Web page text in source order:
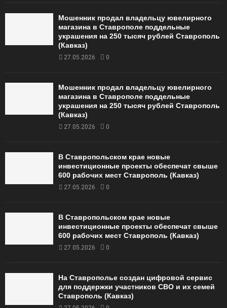
Мошенник продал владельцу ювелирного
магазина в Ставрополе поддельные
украшения на 250 тысяч рублей Ставрополь
(Кавказ)
27.05.2026 0
Мошенник продал владельцу ювелирного
магазина в Ставрополе поддельные
украшения на 250 тысяч рублей Ставрополь
(Кавказ)
27.05.2026 0
В Ставропольском крае новые
инвестиционные проекты обеспечат свыше
600 рабочих мест Ставрополь (Кавказ)
27.05.2026 0
В Ставропольском крае новые
инвестиционные проекты обеспечат свыше
600 рабочих мест Ставрополь (Кавказ)
27.05.2026 0
На Ставрополье создан цифровой сервис
для поддержки участников СВО и их семей
Ставрополь (Кавказ)